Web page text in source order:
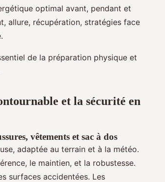
optimal avant, pendant et
allure, récupération, stratégies face
de la préparation physique et
et la sécurité en
vêtements et sac à dos
adaptée au terrain et à la météo.
le maintien, et la robustesse.
surfaces accidentées. Les